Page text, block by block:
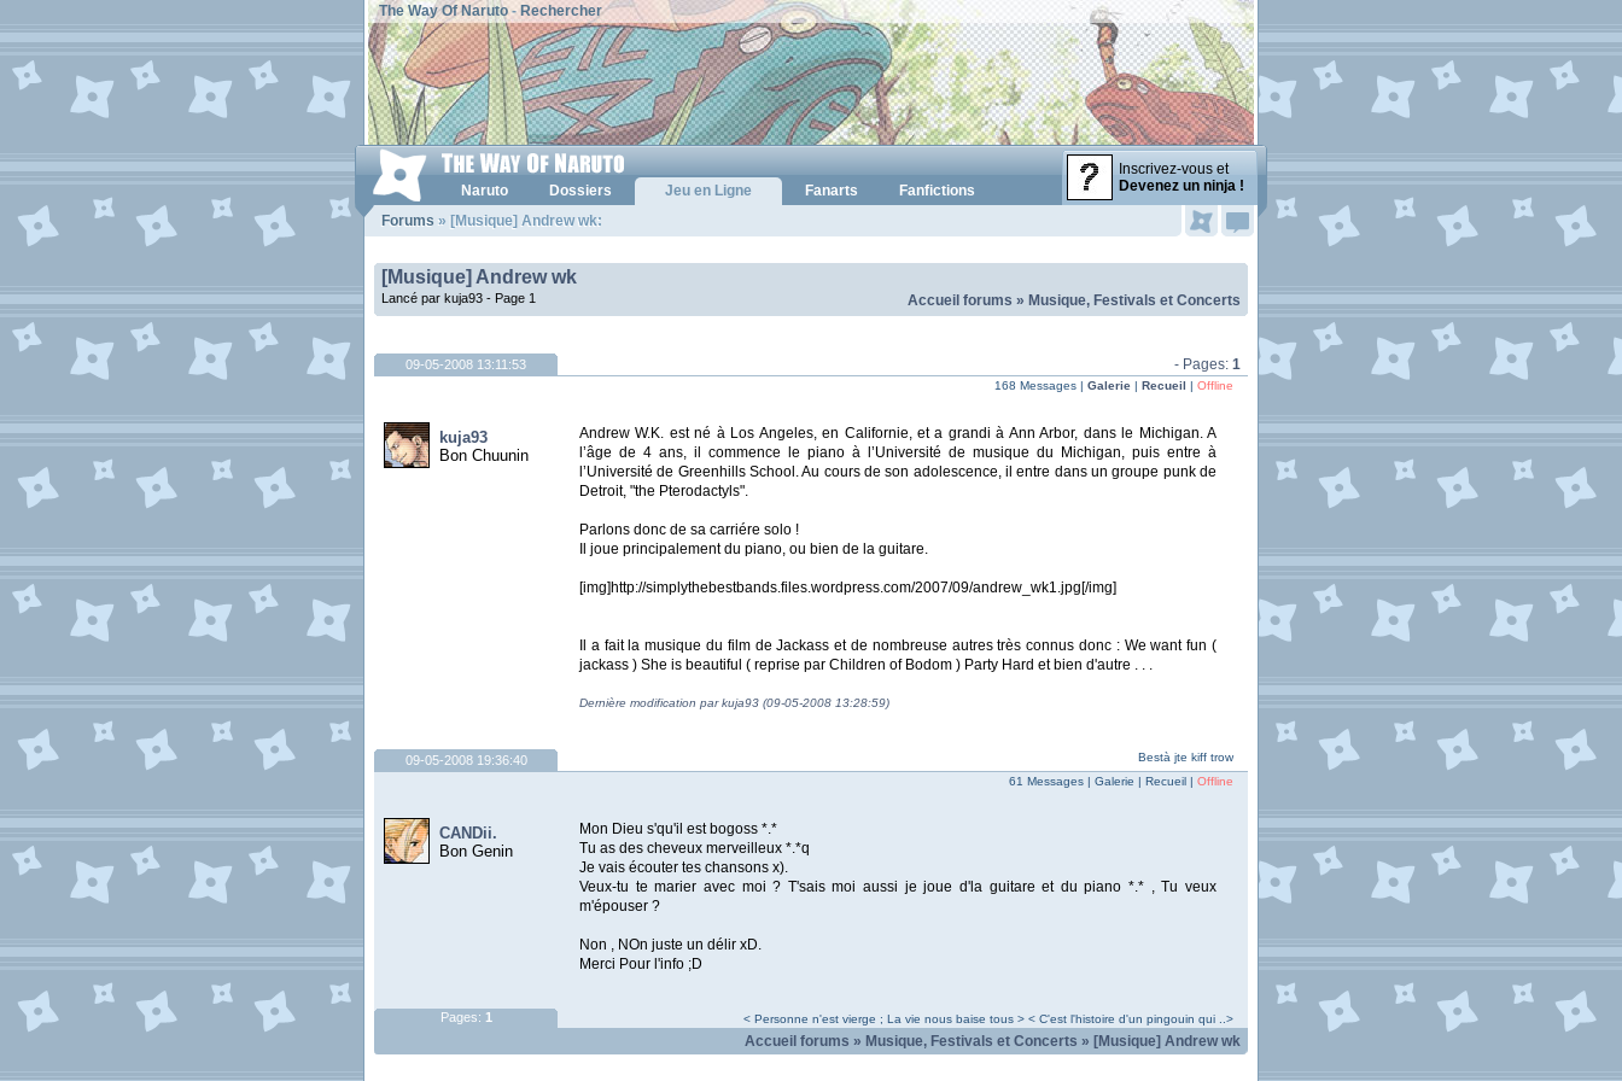
The Way Of Naruto- Rechercher
Inscrivez-vous et
Devenez un ninja !
Naruto Dossiers Jeu en Ligne Fanarts
Fanfictions
Forums » [Musique] Andrew wk:
[Musique] Andrew wk
Accueil forums » Musique, Festivals et Concerts
Lancé par kuja93 - Page 1
- Pages: 1
09-05-2008 13:11:53
kuja93
Bon Chuunin
168 Messages | Galerie | Recueil | Offline
Andrew W.K. est né à Los Angeles, en Californie, et a grandi à Ann Arbor, dans le Michigan. A
l’âge de 4 ans, il commence le piano à l’Université de musique du Michigan, puis entre à
l’Université de Greenhills School. Au cours de son adolescence, il entre dans un groupe punk de
Detroit, "the Pterodactyls".
Parlons donc de sa carriére solo !
Il joue principalement du piano, ou bien de la guitare.
[img]http://simplythebestbands.files.wordpress.com/2007/09/andrew_wk1.jpg[/img]
Il a fait la musique du film de Jackass et de nombreuse autres très connus donc : We want fun (
jackass ) She is beautiful ( reprise par Children of Bodom ) Party Hard et bien d'autre . . .
Dernière modification par kuja93 (09-05-2008 13:28:59)
Bestà jte kiff trow
09-05-2008 19:36:40
CANDii.
Bon Genin
61 Messages | Galerie | Recueil | Offline
Mon Dieu s'qu'il est bogoss *.*
Tu as des cheveux merveilleux *.*q
Je vais écouter tes chansons x).
Veux-tu te marier avec moi ? T'sais moi aussi je joue d'la guitare et du piano *.* , Tu veux
m'épouser ?
Non , NOn juste un délir xD.
Merci Pour l'info ;D
< Personne n'est vierge ; La vie nous baise tous > < C'est l'histoire d'un pingouin qui ..>
Pages: 1
Accueil forums » Musique, Festivals et Concerts » [Musique] Andrew wk